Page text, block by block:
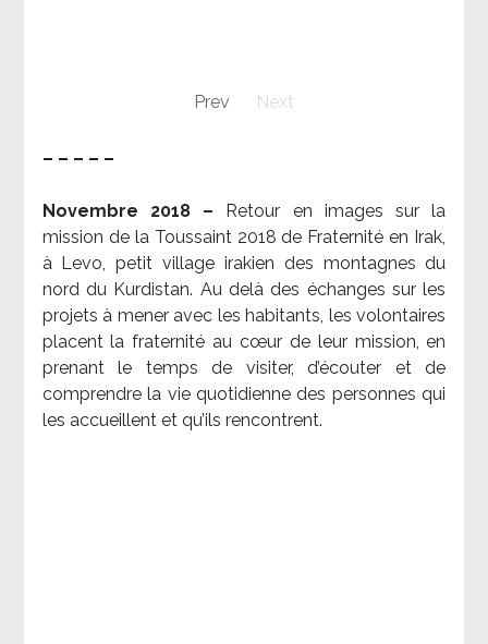
Prev Next
– – – – –
Novembre 2018 –
Retour en images sur la
mission de la Toussaint 2018 de Fraternité en Irak,
à Levo, petit village irakien des montagnes du
nord du Kurdistan. Au delà des échanges sur les
projets à mener avec les habitants, les volontaires
placent la fraternité au cœur de leur mission, en
prenant le temps de visiter, d’écouter et de
comprendre la vie quotidienne des personnes qui
les accueillent et qu’ils rencontrent.